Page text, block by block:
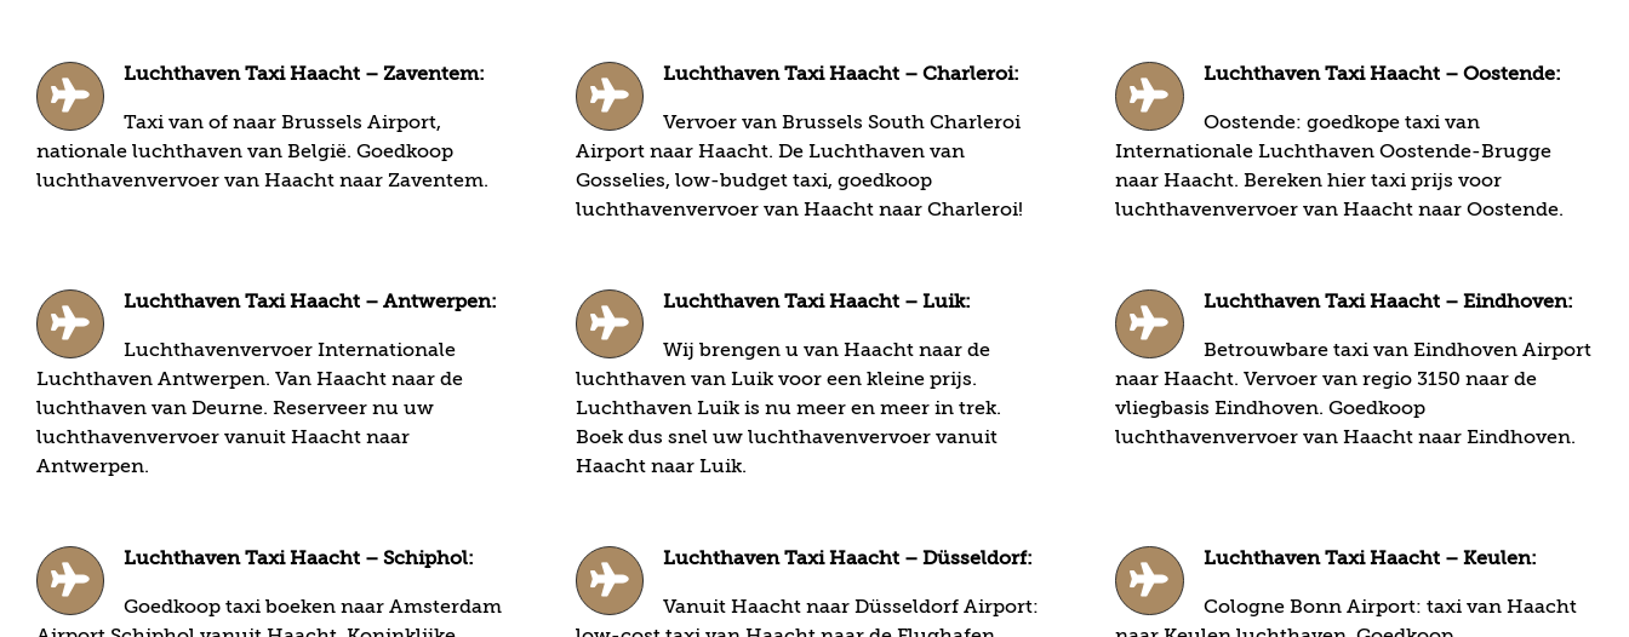
Luchthaven Taxi Haacht – Zaventem:
Taxi van of naar Brussels Airport,
nationale luchthaven van België. Goedkoop
luchthavenvervoer van Haacht naar Zaventem.
Luchthaven Taxi Haacht – Charleroi:
Vervoer van Brussels South Charleroi
Airport naar Haacht. De Luchthaven van
Gosselies, low-budget taxi, goedkoop
luchthavenvervoer van Haacht naar Charleroi!
Luchthaven Taxi Haacht – Oostende:
Oostende: goedkope taxi van
Internationale Luchthaven Oostende-Brugge
naar Haacht. Bereken hier taxi prijs voor
luchthavenvervoer van Haacht naar Oostende.
Luchthaven Taxi Haacht – Antwerpen:
Luchthavenvervoer Internationale
Luchthaven Antwerpen. Van Haacht naar de
luchthaven van Deurne. Reserveer nu uw
luchthavenvervoer vanuit Haacht naar
Antwerpen.
Luchthaven Taxi Haacht – Luik:
Wij brengen u van Haacht naar de
luchthaven van Luik voor een kleine prijs.
Luchthaven Luik is nu meer en meer in trek.
Boek dus snel uw luchthavenvervoer vanuit
Haacht naar Luik.
Luchthaven Taxi Haacht – Eindhoven:
Betrouwbare taxi van Eindhoven Airport
naar Haacht. Vervoer van regio 3150 naar de
vliegbasis Eindhoven. Goedkoop
luchthavenvervoer van Haacht naar Eindhoven.
Luchthaven Taxi Haacht – Schiphol:
Goedkoop taxi boeken naar Amsterdam
Luchthaven Taxi Haacht – Düsseldorf:
Vanuit Haacht naar Düsseldorf Airport:
Luchthaven Taxi Haacht – Keulen:
Cologne Bonn Airport: taxi van Haacht